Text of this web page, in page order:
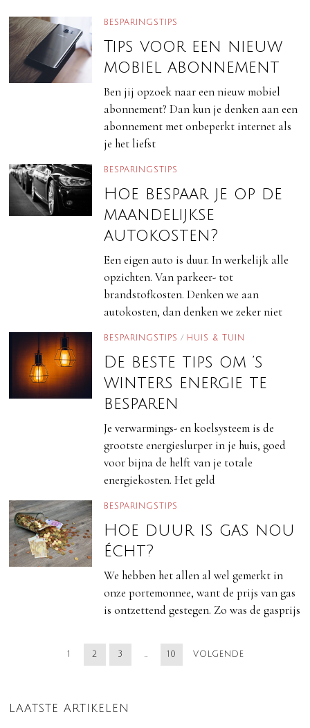
BESPARINGSTIPS
Tips voor een nieuw
mobiel abonnement
Ben jij opzoek naar een nieuw mobiel
abonnement? Dan kun je denken aan een
abonnement met onbeperkt internet als
je het liefst
BESPARINGSTIPS
Hoe bespaar je op de
maandelijkse
autokosten?
Een eigen auto is duur. In werkelijk alle
opzichten. Van parkeer- tot
brandstofkosten. Denken we aan
autokosten, dan denken we zeker niet
BESPARINGSTIPS / HUIS & TUIN
De beste tips om ’s
winters energie te
besparen
Je verwarmings- en koelsysteem is de
grootste energieslurper in je huis, goed
voor bijna de helft van je totale
energiekosten. Het geld
BESPARINGSTIPS
Hoe duur is gas nou
écht?
We hebben het allen al wel gemerkt in
onze portemonnee, want de prijs van gas
is ontzettend gestegen. Zo was de gasprijs
1 2 3 … 10 VOLGENDE
LAATSTE ARTIKELEN